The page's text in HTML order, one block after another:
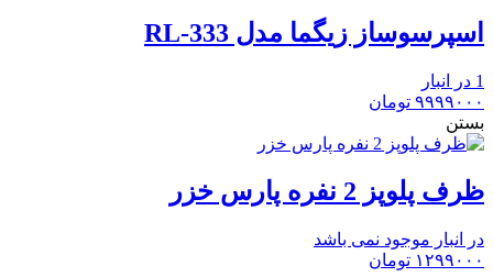
اسپرسوساز زیگما مدل RL-333
1 در انبار
۹۹۹۹۰۰۰ تومان
بستن
ظرف پلوپز 2 نفره پارس خزر
در انبار موجود نمی باشد
۱۲۹۹۰۰۰ تومان